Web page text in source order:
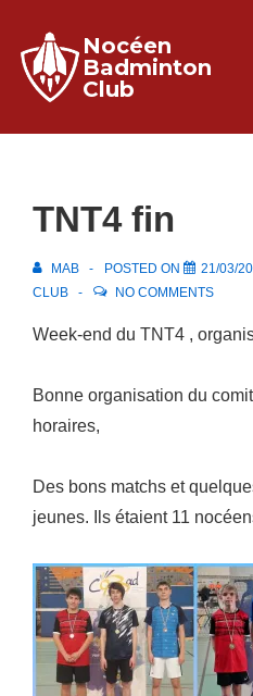
passer
contenu
principal
Nocéen
Badminton
Club
TNT4 fin
MAB POSTED ON 21/03/
CLUB
NO COMMENTS
Week-end du TNT4 ,
Bonne organisation du
horaires,
Des bons matchs et
jeunes. Ils étaient 11